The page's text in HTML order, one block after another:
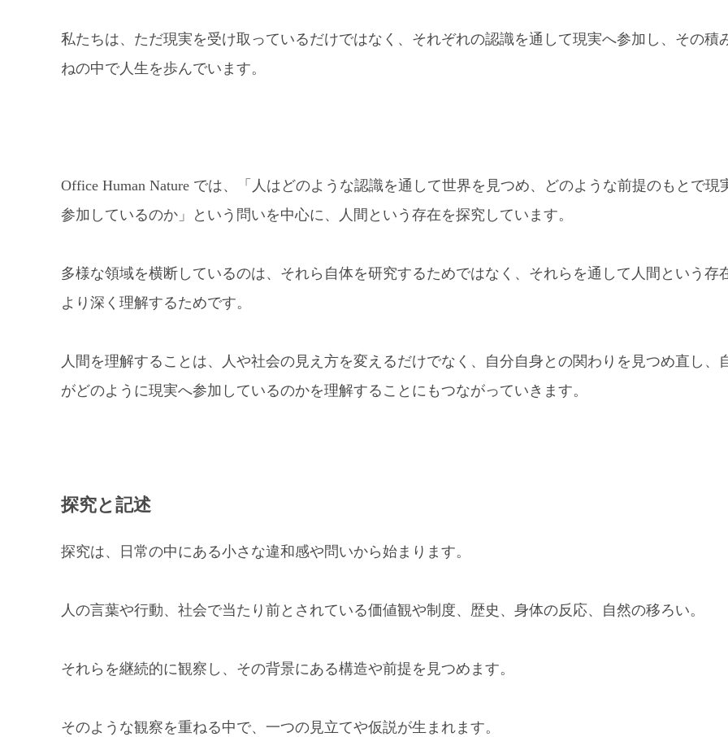
私たちは、ただ現実を受け取っているだけではなく、それぞれの認識を通して現実へ参加し、その積
ねの中で人生を歩んでいます。
Office Human Nature では、「人はどのような認識を通して世界を見つめ、どのような前提のもとで現
参加しているのか」という問いを中心に、人間という存在を探究しています。
多様な領域を横断しているのは、それら自体を研究するためではなく、それらを通して人間という存
より深く理解するためです。
人間を理解することは、人や社会の見え方を変えるだけでなく、自分自身との関わりを見つめ直し、
がどのように現実へ参加しているのかを理解することにもつながっていきます。
探究と記述
探究は、日常の中にある小さな違和感や問いから始まります。
人の言葉や行動、社会で当たり前とされている価値観や制度、歴史、身体の反応、自然の移ろい。
それらを継続的に観察し、その背景にある構造や前提を見つめます。
そのような観察を重ねる中で、一つの見立てや仮説が生まれます。